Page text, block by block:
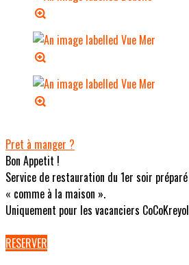
Pret à manger ?
Bon Appetit !
Service de restauration du 1er soir préparé
« comme à la maison ».
Uniquement pour les vacanciers CoCoKreyol
RESERVER